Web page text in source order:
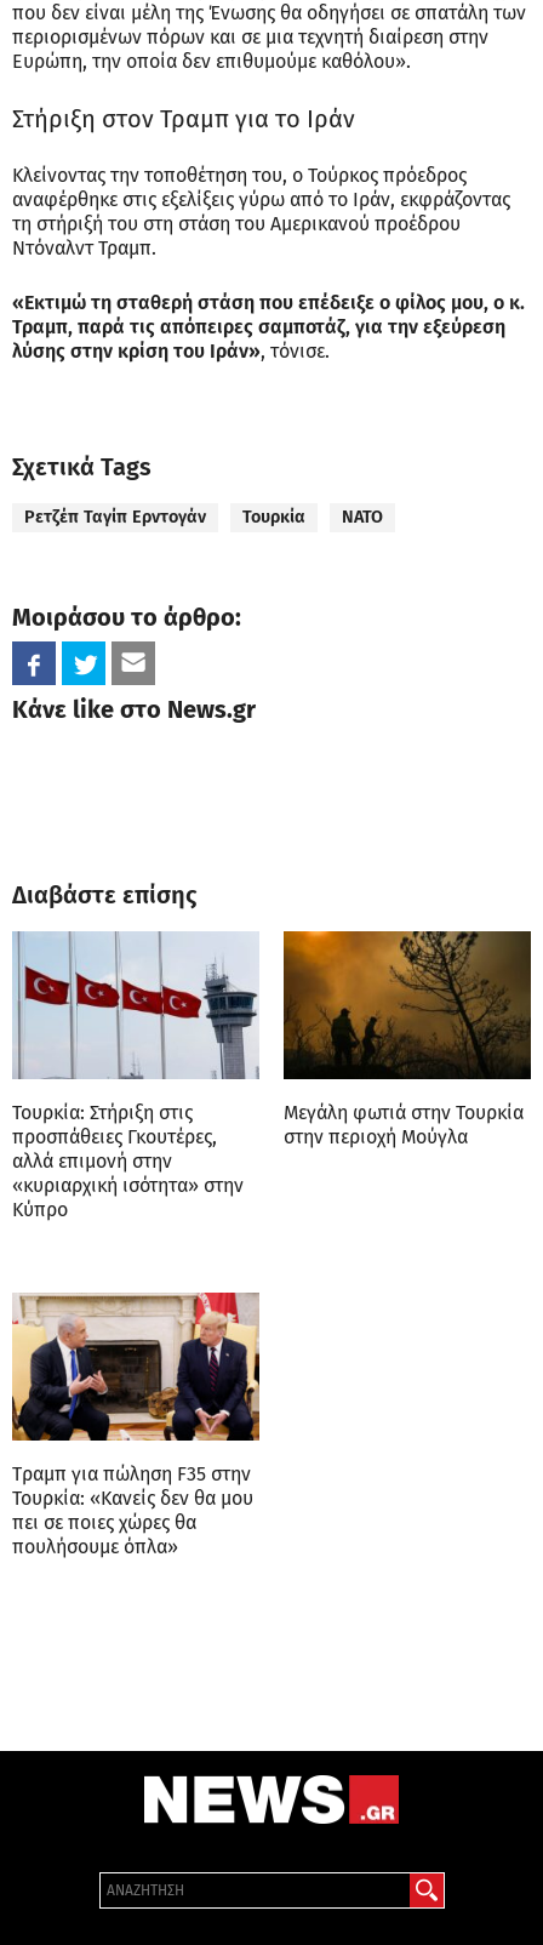
που δεν είναι μέλη της Ένωσης θα οδηγήσει σε σπατάλη των
περιορισμένων πόρων και σε μια τεχνητή διαίρεση στην
Ευρώπη, την οποία δεν επιθυμούμε καθόλου».
Στήριξη στον Τραμπ για το Ιράν
Κλείνοντας την τοποθέτηση του, ο Τούρκος πρόεδρος
αναφέρθηκε στις εξελίξεις γύρω από το Ιράν, εκφράζοντας
τη στήριξή του στη στάση του Αμερικανού προέδρου
Ντόναλντ Τραμπ.
«Εκτιμώ τη σταθερή στάση που επέδειξε ο φίλος μου, ο κ.
Τραμπ, παρά τις απόπειρες σαμποτάζ, για την εξεύρεση
λύσης στην κρίση του Ιράν», τόνισε.
Σχετικά Tags
Ρετζέπ Ταγίπ Ερντογάν Τουρκία ΝΑΤΟ
Μοιράσου το άρθρο:
Κάνε like στο News.gr
Διαβάστε επίσης
Τουρκία: Στήριξη στις
προσπάθειες Γκουτέρες,
αλλά επιμονή στην
«κυριαρχική ισότητα» στην
Κύπρο
Μεγάλη φωτιά στην Τουρκία
στην περιοχή Μούγλα
Tραμπ για πώληση F35 στην
Τουρκία: «Kανείς δεν θα μου
πει σε ποιες χώρες θα
πουλήσουμε όπλα»